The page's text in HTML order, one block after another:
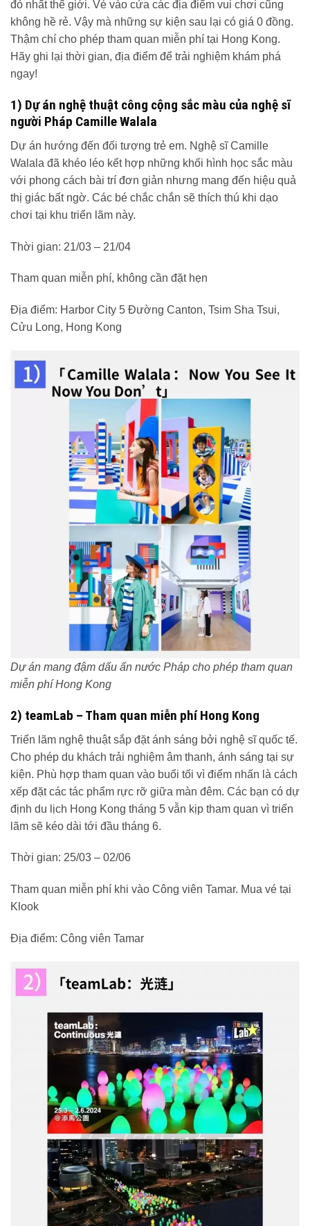
đỏ nhất thế giới. Vé vào cửa các địa điểm vui chơi cũng
không hề rẻ. Vậy mà những sự kiện sau lại có giá 0 đồng.
Thậm chí cho phép tham quan miễn phí tại Hong Kong.
Hãy ghi lại thời gian, địa điểm để trải nghiệm khám phá
ngay!
1) Dự án nghệ thuật công cộng sắc màu của nghệ sĩ
người Pháp Camille Walala
Dự án hướng đến đối tượng trẻ em. Nghệ sĩ Camille
Walala đã khéo léo kết hợp những khối hình học sắc màu
với phong cách bài trí đơn giản nhưng mang đến hiệu quả
thị giác bất ngờ. Các bé chắc chắn sẽ thích thú khi dạo
chơi tại khu triển lãm này.
Thời gian: 21/03 – 21/04
Tham quan miễn phí, không cần đặt hẹn
Địa điểm: Harbor City 5 Đường Canton, Tsim Sha Tsui,
Cửu Long, Hong Kong
Dự án mang đậm dấu ấn nước Pháp cho phép tham quan
miễn phí Hong Kong
2) teamLab – Tham quan miễn phí Hong Kong
Triển lãm nghệ thuật sắp đặt ánh sáng bởi nghệ sĩ quốc tế.
Cho phép du khách trải nghiệm âm thanh, ánh sáng tại sự
kiện. Phù hợp tham quan vào buổi tối vì điểm nhấn là cách
xếp đặt các tác phẩm rực rỡ giữa màn đêm. Các bạn có dự
định du lịch Hong Kong tháng 5 vẫn kịp tham quan vì triển
lãm sẽ kéo dài tới đầu tháng 6.
Thời gian: 25/03 – 02/06
Tham quan miễn phí khi vào Công viên Tamar. Mua vé tại
Klook
Địa điểm: Công viên Tamar